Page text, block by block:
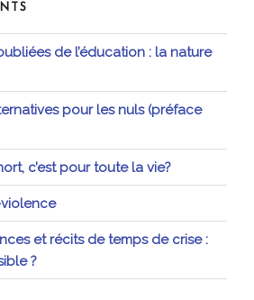
de l’éducation : la nature
pour les nuls (préface
c’est pour toute la vie?
et récits de temps de crise :
?